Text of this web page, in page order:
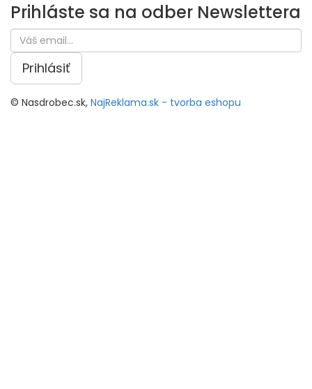
Prihláste sa na odber Newslettera
Prihlásiť
© Nasdrobec.sk, NajReklama.sk - tvorba eshopu